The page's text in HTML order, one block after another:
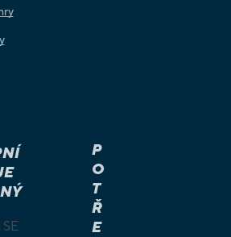
P
O
T
Ř
E